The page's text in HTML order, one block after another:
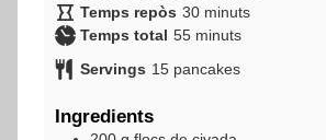
Temps repòs 30minuts
minuts
Temps total 55minuts
minuts
Servings 15 pancakes
Ingredients